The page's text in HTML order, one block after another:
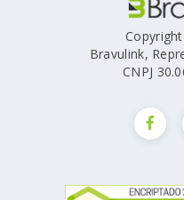
Bravulink,
CNPJ